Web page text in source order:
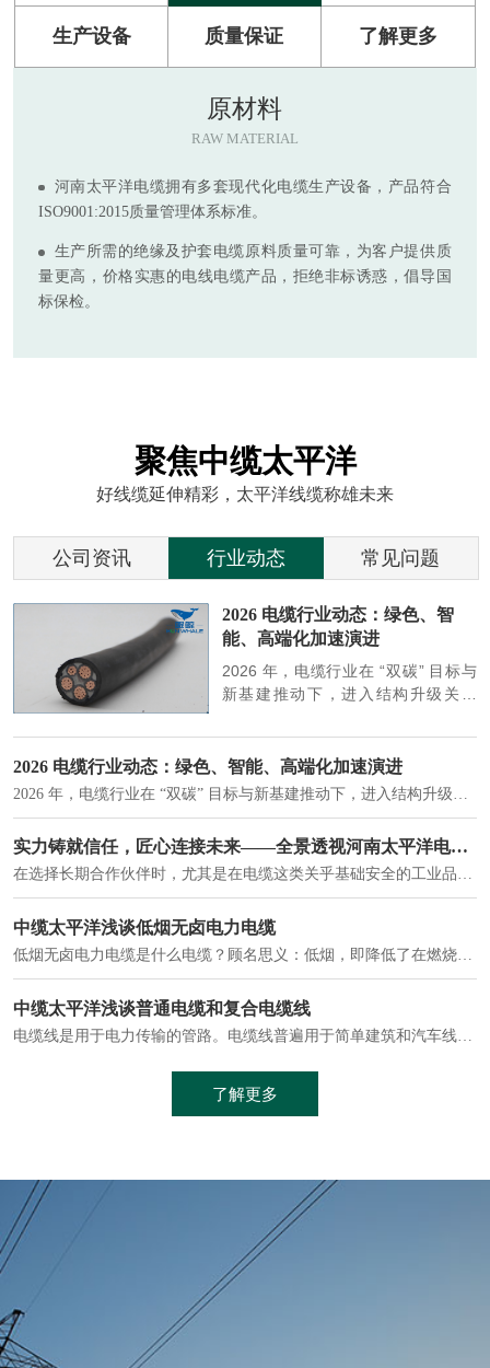
生产设备 质量保证 了解更多
原材料
RAW MATERIAL
河南太平洋电缆拥有多套现代化电缆生产设备，产品符合
ISO9001:2015质量管理体系标准。
生产所需的绝缘及护套电缆原料质量可靠，为客户提供质
量更高，价格实惠的电线电缆产品，拒绝非标诱惑，倡导国
标保检。
聚焦中缆太平洋
好线缆延伸精彩，太平洋线缆称雄未来
公司资讯 行业动态 常见问题
2026 电缆行业动态：绿色、智
能、高端化加速演进
2026 年，电缆行业在 “双碳” 目标与
新基建推动下，进入结构升级关键
大清晰趋势，市场格局持续优化。
2026 电缆行业动态：绿色、智能、高端化加速演进
实力铸就信任，匠心连接未来——全景透视河南太平洋电缆厂
在选择长期合作伙伴时，尤其是在电缆这类关乎基础安全的工业品上，供应商的“内在实力”远比一纸报价单更重要。今天，我们邀请您“云参观”河南太平洋电缆厂，透过每一个细节，看我们如何将“可靠”二字，铸入每一米电缆。
中缆太平洋浅谈低烟无卤电力电缆
低烟无卤电力电缆是什么电缆？顾名思义：低烟，即降低了在燃烧时有害物体的产生；卤素对于人体来说是一种有毒气体，无卤就是没有毒气体的释放，通常是针对电缆遇火灾时而言的。低烟无卤电力电缆又可以称之为环保电缆，低烟无卤电缆大多数用于医院和对环境卫生要求比较严格的地方。
中缆太平洋浅谈普通电缆和复合电缆线
电缆线是用于电力传输的管路。电缆线普遍用于简单建筑和汽车线材，作为能源输送缆线，电缆线的复杂结构勿庸置疑。根据目标功能，电缆线具有以下一些特点：建筑用和车用线材要求轻质、大批量生产、价格低廉、具有相当的电学和力学性能和长时间的耐老化性能；工业用线材必须具有符合客户要求的性能；
了解更多